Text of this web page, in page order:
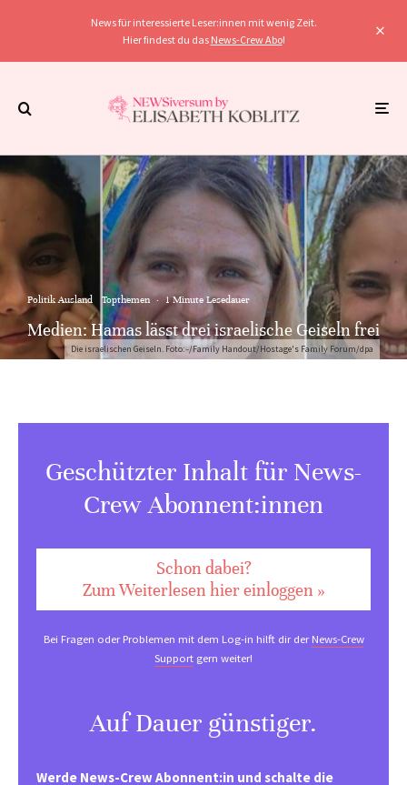
News für interessierte Leser:innen mit wenig Zeit.
Hier findest du das News-Crew Abo!
Die israelischen Geiseln. Foto: -/Family Handout/Hostage's Family Forum/dpa
Politik Ausland Topthemen · 1 Minute Lesedauer
Medien: Hamas lässt drei israelische Geiseln frei
Geschützter Inhalt für News-
Crew Abonnent:innen
Schon dabei?
Zum Weiterlesen hier einloggen »
Bei Fragen oder Problemen mit dem Log-in hilft dir derNews-Crew
Support gern weiter!
Auf Dauer günstiger.
Werde News-Crew Abonnent:in und schalte die